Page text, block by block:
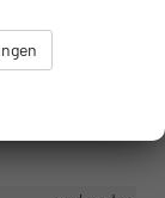
DSG mit